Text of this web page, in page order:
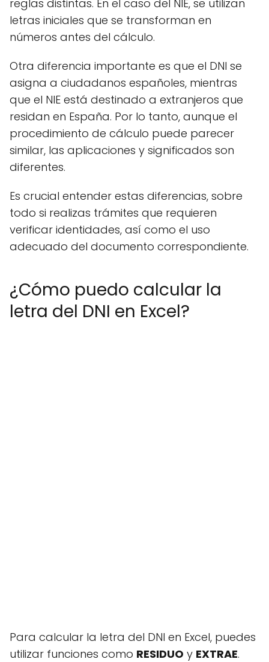
reglas distintas. En el caso del NIE, se utilizan
letras iniciales que se transforman en
números antes del cálculo.
Otra diferencia importante es que el DNI se
asigna a ciudadanos españoles, mientras
que el NIE está destinado a extranjeros que
residan en España. Por lo tanto, aunque el
procedimiento de cálculo puede parecer
similar, las aplicaciones y significados son
diferentes.
Es crucial entender estas diferencias, sobre
todo si realizas trámites que requieren
verificar identidades, así como el uso
adecuado del documento correspondiente.
¿Cómo puedo calcular la
letra del DNI en Excel?
Para calcular la letra del DNI en Excel, puedes
utilizar funciones como RESIDUO y EXTRAE.